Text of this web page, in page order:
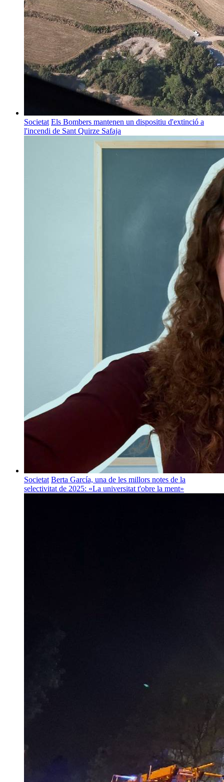
Societat Els Bombers mantenen un dispositiu d'extinció a
l'incendi de Sant Quirze Safaja
Societat Berta García, una de les millors notes de la
selectivitat de 2025: «La universitat t'obre la ment»